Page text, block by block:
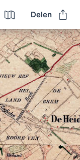
Delen